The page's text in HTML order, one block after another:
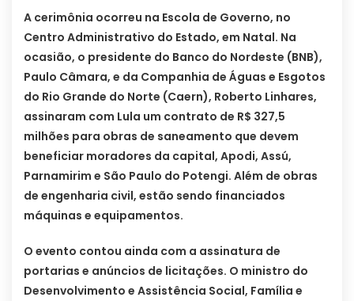
A cerimônia ocorreu na Escola de Governo, no
Centro Administrativo do Estado, em Natal. Na
ocasião, o presidente do Banco do Nordeste (BNB),
Paulo Câmara, e da Companhia de Águas e Esgotos
do Rio Grande do Norte (Caern), Roberto Linhares,
assinaram com Lula um contrato de R$ 327,5
milhões para obras de saneamento que devem
beneficiar moradores da capital, Apodi, Assú,
Parnamirim e São Paulo do Potengi. Além de obras
de engenharia civil, estão sendo financiados
máquinas e equipamentos.
O evento contou ainda com a assinatura de
portarias e anúncios de licitações. O ministro do
Desenvolvimento e Assistência Social, Família e